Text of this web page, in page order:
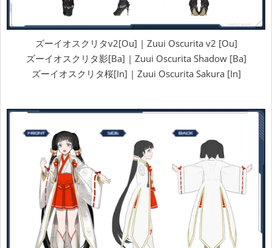
ズーイオスクリタv2[Ou] | Zuui Oscurita v2 [Ou]
ズーイオスクリタ影[Ba] | Zuui Oscurita Shadow [Ba]
ズーイオスクリタ桜[In] | Zuui Oscurita Sakura [In]